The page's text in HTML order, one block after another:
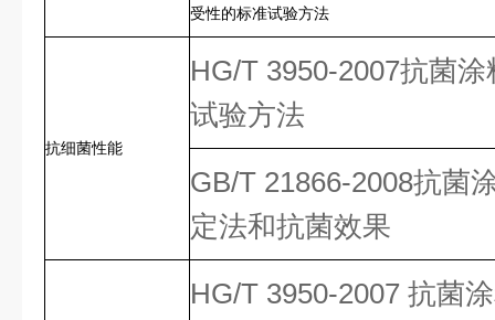
受性的标准试验方法
抗细菌性能
HG/T 3950-2007抗菌
试验方法
GB/T 21866-2008抗菌
定法和抗菌效果
HG/T 3950-2007 抗菌